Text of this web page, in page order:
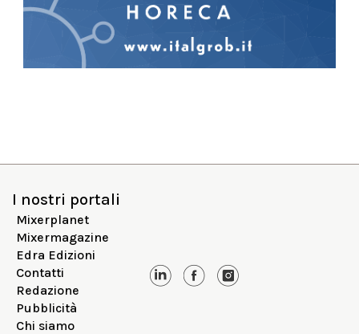
I nostri portali
Mixerplanet
Mixermagazine
Edra Edizioni
Contatti
Redazione
Pubblicità
Chi siamo